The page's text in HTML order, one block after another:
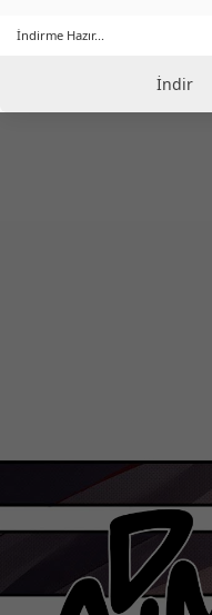
İndirme Hazır...
İndir